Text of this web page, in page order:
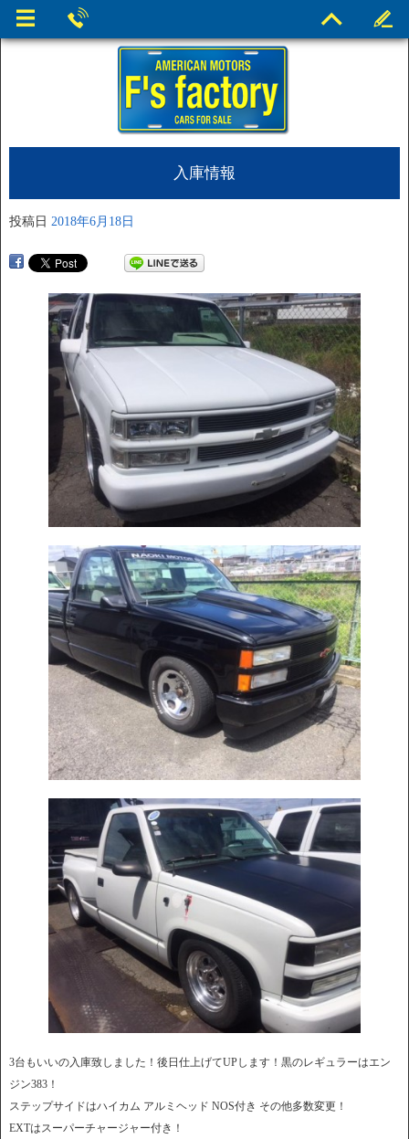
入庫情報
投稿日 2018年6月18日
3台もいいの入庫致しました！後日仕上げてUPします！黒のレギュラーはエン
ジン383！
ステップサイドはハイカム アルミヘッド NOS付き その他多数変更！
EXTはスーパーチャージャー付き！